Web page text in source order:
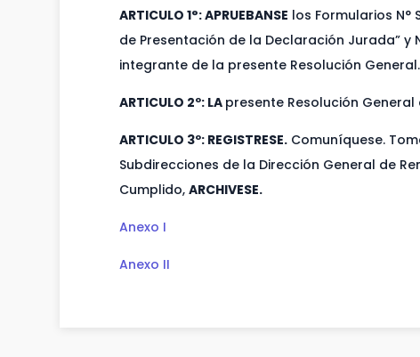
ARTICULO 1°: APRUEBANSE los Formularios N°
de Presentación de la Declaración Jurada” y
integrante de la presente Resolución General.
ARTICULO 2º: LA presente Resolución
ARTICULO 3º: REGISTRESE. Comuníquese.
Subdirecciones de la Dirección General de
Cumplido,ARCHIVESE.
Anexo I
Anexo II